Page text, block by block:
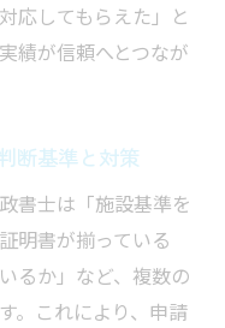
応してもらえた」と
績が信頼へとつなが
断基準と対策
書士は「施設基準を
明書が揃っている
るか」など、複数の
。これにより、申請